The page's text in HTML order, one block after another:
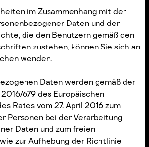
im Zusammenhang mit der
Daten und der
die den Benutzern gemäß den
zustehen, können Sie sich an
wenden.
Daten werden gemäß der
679 des Europäischen
Rates vom 27. April 2016 zum
Personen bei der Verarbeitung
Daten und zum freien
zur Aufhebung der Richtlinie